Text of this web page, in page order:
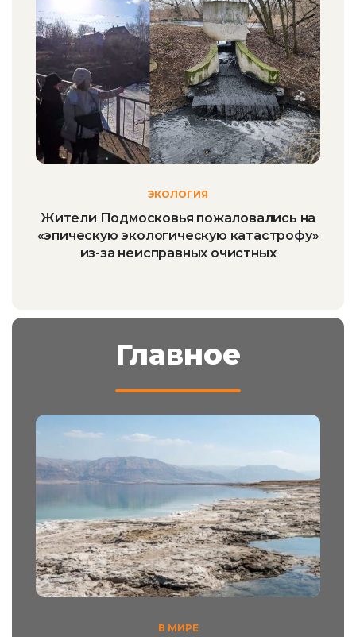
ЭКОЛОГИЯ
Жители Подмосковья пожаловались на
«эпическую экологическую катастрофу»
из-за неисправных очистных
Главное
В МИРЕ